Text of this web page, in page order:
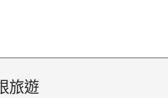
旅遊